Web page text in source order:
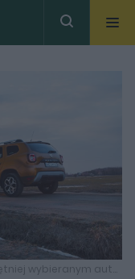
Nowa Dacia Duster najchętniej wybieranym autem w Polsce